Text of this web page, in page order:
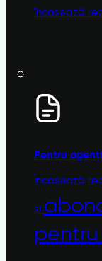
încasează
Pentru agenții
Încasează
și